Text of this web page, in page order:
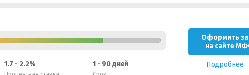
1.7 - 2.2% 1 - 90 дней
Оформить
на сайте
Подробнее